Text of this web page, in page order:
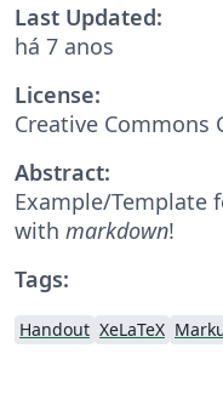
Last Updated:
há 7 anos
License:
Creative Commons
Abstract:
Example/Template
with markdown!
Tags:
Handout XeLaTeX